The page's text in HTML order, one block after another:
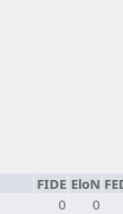
FIDE EloN
0
0